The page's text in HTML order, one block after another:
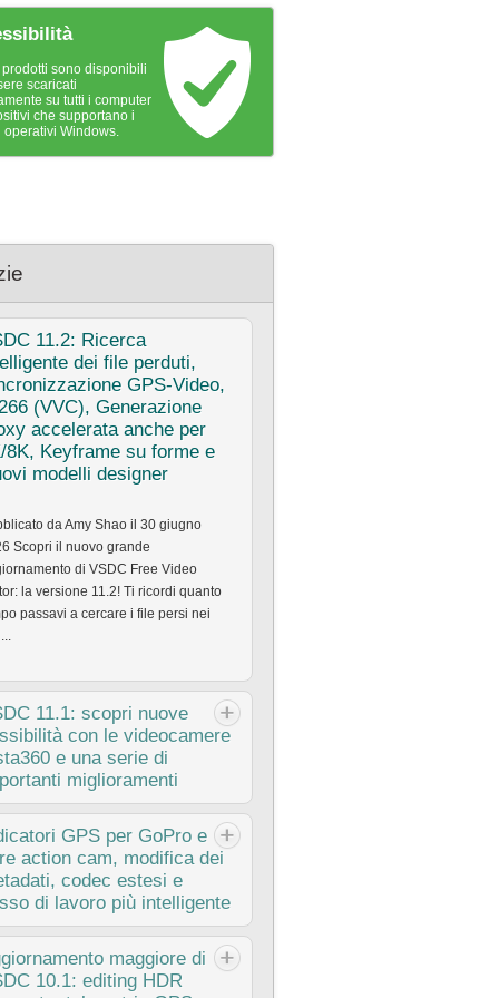
prodotti sono disponibili
scaricati
su tutti i computer
che supportano i
operativi Windows.
11.2: Ricerca
dei file perduti,
GPS‑Video,
(VVC), Generazione
accelerata anche per
8K, Keyframe su forme e
modelli designer
da Amy Shao il 30 giugno
Scopri il nuovo grande
di VSDC Free Video
la versione 11.2! Ti ricordi quanto
passavi a cercare i file persi nei
11.1: scopri nuove
con le videocamere
e una serie di
miglioramenti
da Amy Shao l’11 marzo 2026
è il regalo migliore per una persona
Nuove possibilità, naturalmente.
l’aggiornamento 11.1, il team VSDC
GPS per GoPro e
action cam, modifica dei
codec estesi e
di lavoro più intelligente
da Amy Shao 19/11/25 Ecco
aggiornamento VSDC 10.2:
maggiore di
10.1: editing HDR